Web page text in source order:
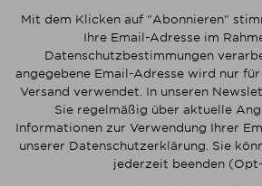
Mit dem Klicken auf "Abonnieren"
Ihre Email-Adresse im
Datenschutzbestimmungen
angegebene Email-Adresse wird nur
Versand verwendet. In unseren
Sie regelmäßig über aktuelle
Informationen zur Verwendung Ihrer
unserer Datenschutzerklärung. Sie
jederzeit beenden